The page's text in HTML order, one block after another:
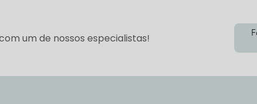
um de nossos especialistas!